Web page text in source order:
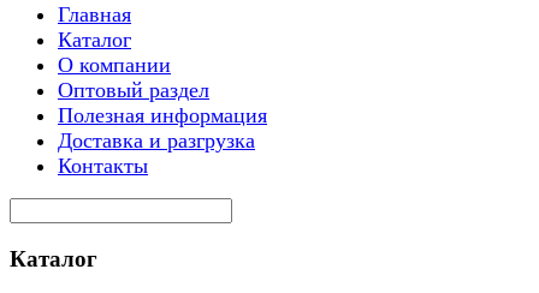
Главная
Каталог
О компании
Оптовый раздел
Полезная информация
Доставка и разгрузка
Контакты
Каталог